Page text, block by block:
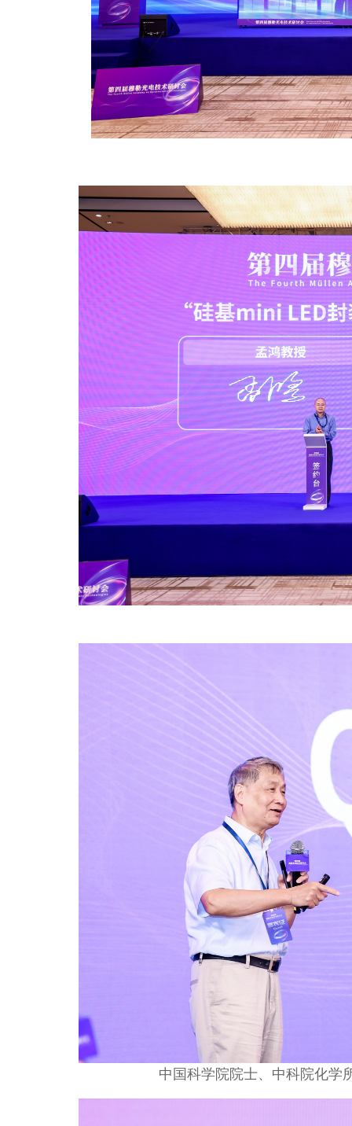
中国科学院院士、中科院化学